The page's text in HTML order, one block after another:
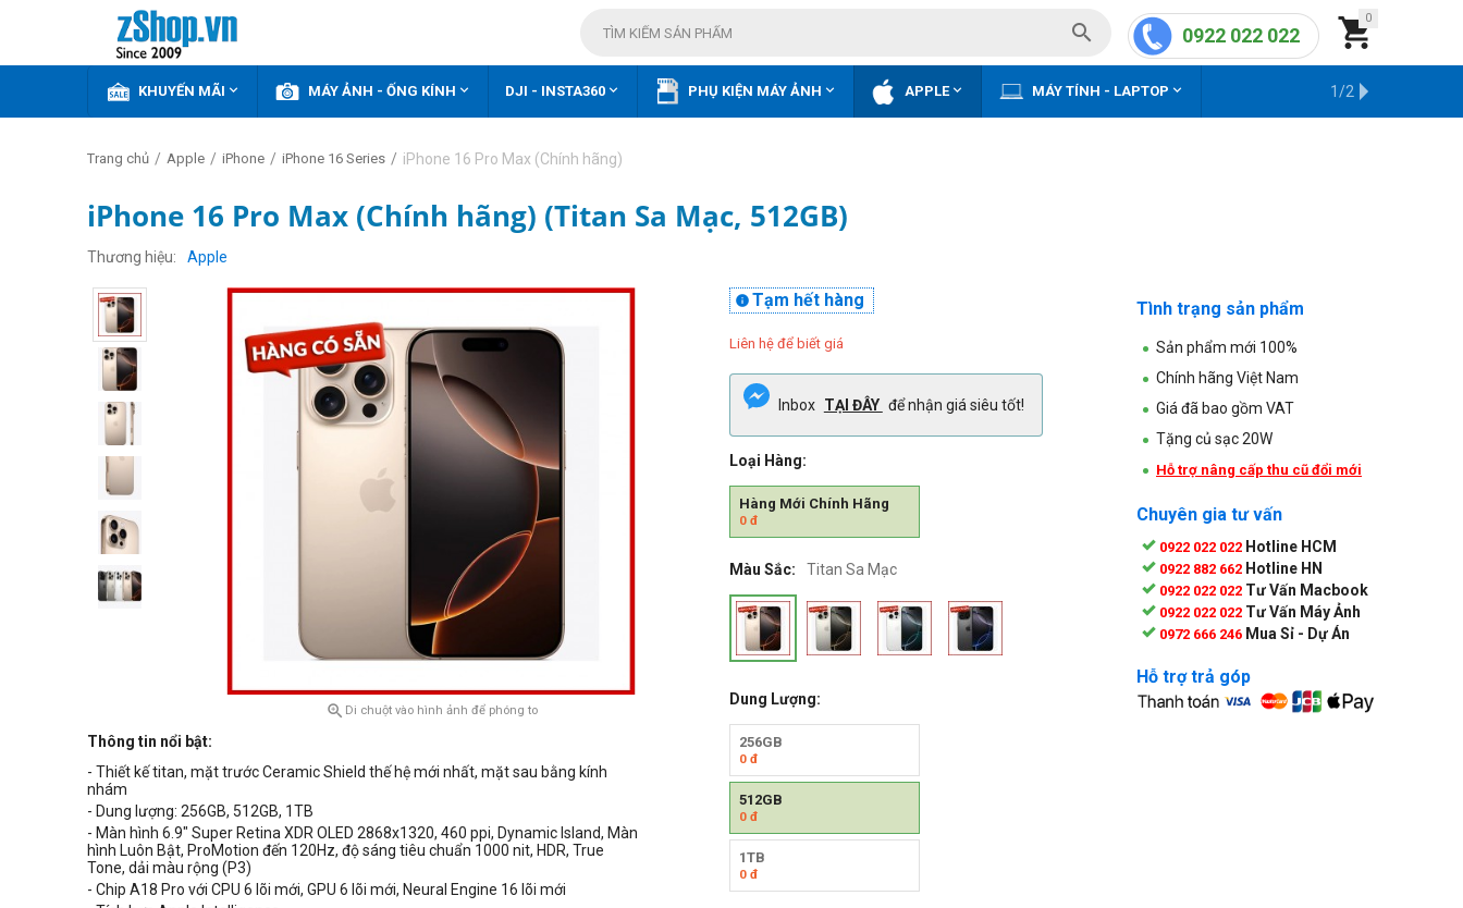
0

0922 022 022

KHUYẾN MÃI  MÁY ẢNH - ỐNG KÍNH  DJI - INSTA360  PHỤ KIỆN MÁY ẢNH  APPLE MÁY TÍNH - LAPTOP  KHO HÀNG CŨ
1/2
Trang chủ / Apple / iPhone / iPhone 16 Series / iPhone 16 Pro Max (Chính hãng)
iPhone 16 Pro Max (Chính hãng) (Titan Sa Mạc, 512GB)
Thương hiệu Apple
 Di chuột vào hình ảnh để phóng to
Thông tin nổi bật:
- Thiết kế titan, mặt trước Ceramic Shield thế hệ mới nhất, mặt sau bằng kính
nhám
- Dung lượng: 256GB, 512GB, 1TB
- Màn hình 6.9" Super Retina XDR OLED 2868x1320, 460 ppi, Dynamic Island, Màn
hình Luôn Bật, ProMotion đến 120Hz, độ sáng tiêu chuẩn 1000 nit, HDR, True
Tone, dải màu rộng (P3)
- Chip A18 Pro với CPU 6 lõi mới, GPU 6 lõi mới, Neural Engine 16 lõi mới
Tạm hết hàng

Liên hệ để biết giá
Inbox TẠI ĐÂY để nhận giá siêu tốt!
Loại Hàng:
Hàng Mới Chính Hãng
0đ
Màu Sắc: Titan Sa Mạc
Dung Lượng:
256GB
0đ
512GB
0đ
1TB
0đ
Tình trạng sản phẩm
Sản phẩm mới 100%
Chính hãng Việt Nam
Giá đã bao gồm VAT
Tặng củ sạc 20W
Hỗ trợ nâng cấp thu cũ đổi mới
Chuyên gia tư vấn
0922 022 022 Hotline HCM
0922 882 662 Hotline HN
0922 022 022 Tư Vấn Macbook
0922 022 022 Tư Vấn Máy Ảnh
0972 666 246 Mua Sỉ - Dự Án
Hỗ trợ trả góp